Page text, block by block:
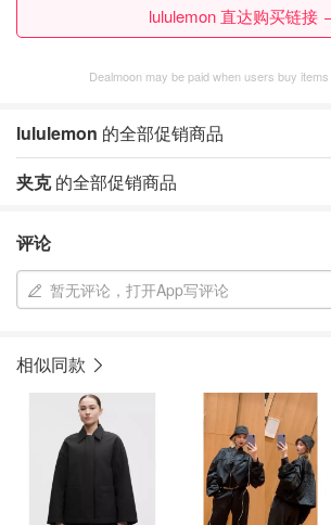
lululemon 直达购买链接
Dealmoon may be paid when users buy items
lululemon 的全部促销商品
夹克的全部促销商品
评论
暂无评论，打开App写评论
相似同款